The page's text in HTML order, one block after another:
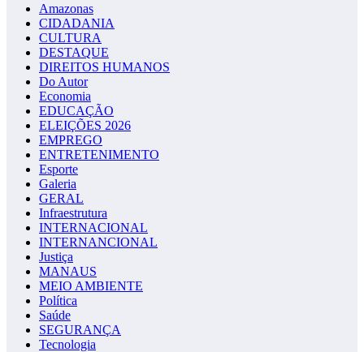
Amazonas
CIDADANIA
CULTURA
DESTAQUE
DIREITOS HUMANOS
Do Autor
Economia
EDUCAÇÃO
ELEIÇÕES 2026
EMPREGO
ENTRETENIMENTO
Esporte
Galeria
GERAL
Infraestrutura
INTERNACIONAL
INTERNANCIONAL
Justiça
MANAUS
MEIO AMBIENTE
Política
Saúde
SEGURANÇA
Tecnologia